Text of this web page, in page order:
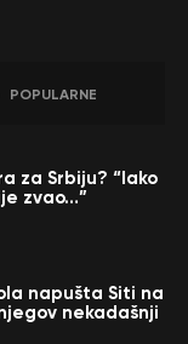
POPULARNE
za Srbiju? “Iako
zvao…”
napušta Siti na
nekadašnji